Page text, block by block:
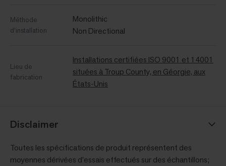
Méthode
d’installation
Monolithic
Non Directional
Lieu de
fabrication
Installations certifiées ISO 9001 et 14001
situées à Troup County, en Géorgie, aux
États-Unis
Disclaimer
Toutes les spécifications de produit représentent des
moyennes dérivées d'essais effectués sur des échantillons;